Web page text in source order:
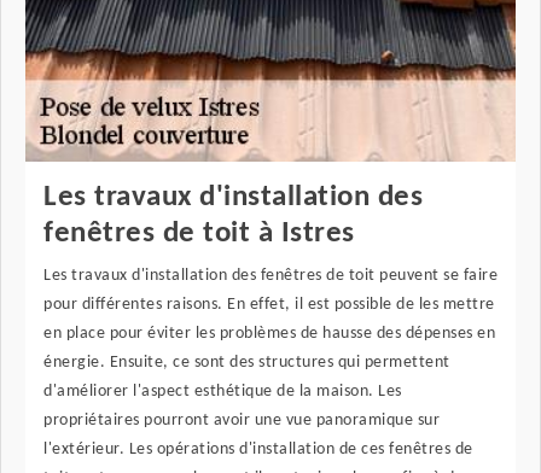
Les travaux d'installation des
fenêtres de toit à Istres
Les travaux d'installation des fenêtres de toit peuvent se faire
pour différentes raisons. En effet, il est possible de les mettre
en place pour éviter les problèmes de hausse des dépenses en
énergie. Ensuite, ce sont des structures qui permettent
d'améliorer l'aspect esthétique de la maison. Les
propriétaires pourront avoir une vue panoramique sur
l'extérieur. Les opérations d'installation de ces fenêtres de